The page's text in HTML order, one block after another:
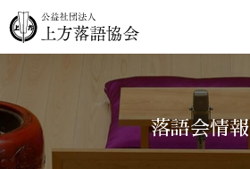
落語会情報